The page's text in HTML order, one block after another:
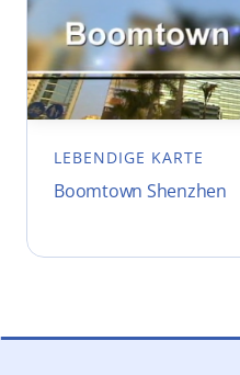
LEBENDIGE KARTE
Boomtown Shenzhen